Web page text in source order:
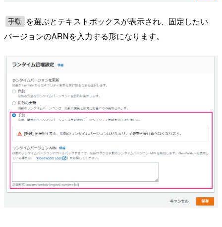
手動
を選ぶとテキストボックスが表示され、固定したい
バージョンのARNを入力する形になります。